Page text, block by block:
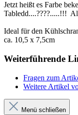
Jetzt heißt es Farbe
Tabledd....????.....!!!
Ideal für den
ca. 10,5 x 7,5cm
Weiterführende
Fragen zum
Weitere Artikel
Menü schließen